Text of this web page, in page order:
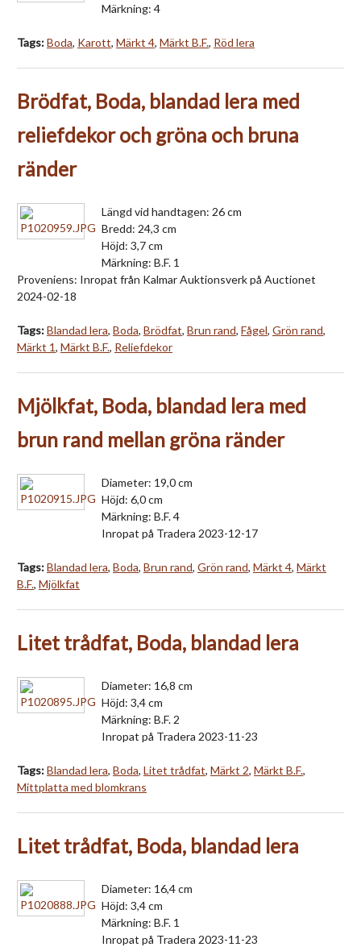
Märkning: 4
Tags:Boda, Karott, Märkt 4, Märkt B.F., Röd lera
Brödfat, Boda, blandad lera med
reliefdekor och gröna och bruna
ränder
Längd vid handtagen: 26 cm
Bredd: 24,3 cm
Höjd: 3,7 cm
Märkning: B.F. 1
Proveniens: Inropat från Kalmar Auktionsverk på Auctionet
2024-02-18
Tags:Blandad lera, Boda, Brödfat, Brun rand, Fågel, Grön rand,
Märkt 1, Märkt B.F., Reliefdekor
Mjölkfat, Boda, blandad lera med
brun rand mellan gröna ränder
Diameter: 19,0 cm
Höjd: 6,0 cm
Märkning: B.F. 4
Inropat på Tradera 2023-12-17
Tags:Blandad lera, Boda, Brun rand, Grön rand, Märkt 4, Märkt
B.F., Mjölkfat
Litet trådfat, Boda, blandad lera
Diameter: 16,8 cm
Höjd: 3,4 cm
Märkning: B.F. 2
Inropat på Tradera 2023-11-23
Tags:Blandad lera, Boda, Litet trådfat, Märkt 2, Märkt B.F.,
Mittplatta med blomkrans
Litet trådfat, Boda, blandad lera
Diameter: 16,4 cm
Höjd: 3,4 cm
Märkning: B.F. 1
Inropat på Tradera 2023-11-23